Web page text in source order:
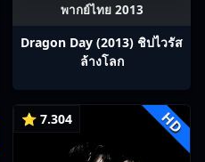
พากย์ไทย 2013
Dragon Day (2013) ชิปไวรัส
ล้างโลก
⭐ 7.304 HD